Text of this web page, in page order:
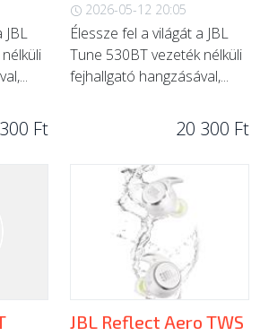
JBL
Ft
2026-05-12 20:05
Élessze fel a világát a JBL
Tune 530BT vezeték nélküli
fejhallgató hangzásával,...
20 300 Ft
JBL Reflect Aero TWS